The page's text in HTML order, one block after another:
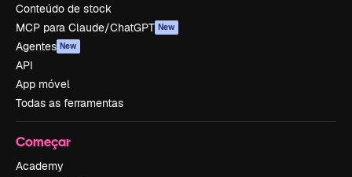
Conteúdo de stock
MCP para Claude/ChatGPT New
Agentes New
API
App móvel
Todas as ferramentas
Começar
Academy